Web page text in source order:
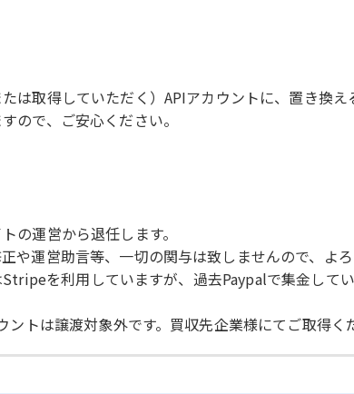
は取得していただく）APIアカウントに、置き換え
ので、ご安心ください。
の運営から退任します。
や運営助言等、一切の関与は致しませんので、よろ
を利用していますが、過去Paypalで集金し
ントは譲渡対象外です。買収先企業様にてご取得く